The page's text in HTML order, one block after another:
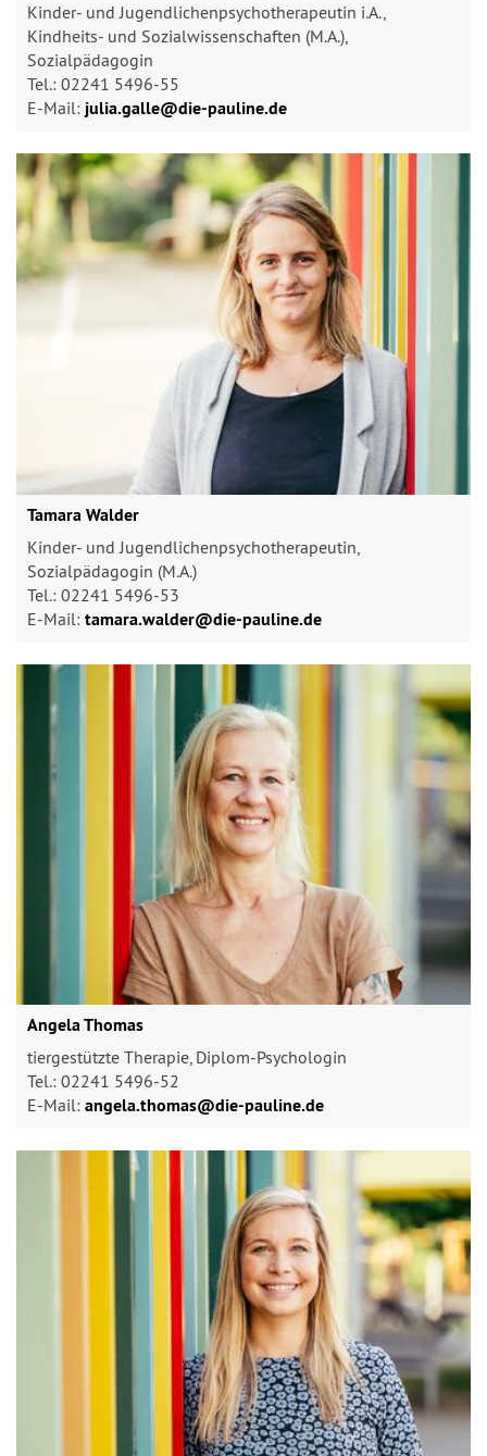
Kinder- und Jugendlichenpsychotherapeutin i.A.,
Kindheits- und Sozialwissenschaften (M.A.),
Sozialpädagogin
Tel.: 02241 5496-55
E-Mail: julia.galle@​die-pauline.de
Tamara Walder
Kinder- und Jugendlichenpsychotherapeutin,
Sozialpädagogin (M.A.)
Tel.: 02241 5496-53
E-Mail: tamara.walder@​die-pauline.de
Angela Thomas
tiergestützte Therapie, Diplom-Psychologin
Tel.: 02241 5496-52
E-Mail: angela.thomas@​die-pauline.de